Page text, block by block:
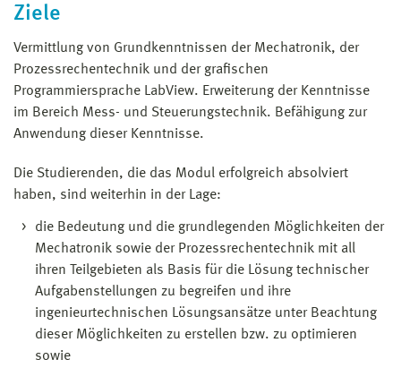
Ziele
Vermittlung von Grundkenntnissen der Mechatronik, der
Prozessrechentechnik und der grafischen
Programmiersprache LabView. Erweiterung der Kenntnisse
im Bereich Mess- und Steuerungstechnik. Befähigung zur
Anwendung dieser Kenntnisse.
Die Studierenden, die das Modul erfolgreich absolviert
haben, sind weiterhin in der Lage:
die Bedeutung und die grundlegenden Möglichkeiten der
Mechatronik sowie der Prozessrechentechnik mit all
ihren Teilgebieten als Basis für die Lösung technischer
Aufgabenstellungen zu begreifen und ihre
ingenieurtechnischen Lösungsansätze unter Beachtung
dieser Möglichkeiten zu erstellen bzw. zu optimieren
sowie